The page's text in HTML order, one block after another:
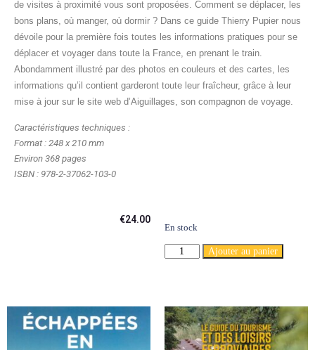
de visites à proximité vous sont proposées. Comment se déplacer, les
bons plans, où manger, où dormir ? Dans ce guide Thierry Pupier nous
dévoile pour la première fois toutes les informations pratiques pour se
déplacer et voyager dans toute la France, en prenant le train.
Abondamment illustré par des photos en couleurs et des cartes, les
informations qu’il contient garderont toute leur fraîcheur, grâce à leur
mise à jour sur le site web d’Aiguillages, son compagnon de voyage.
Caractéristiques techniques :
Format : 248 x 210 mm
Environ 368 pages
ISBN : 978-2-37062-103-0
€24.00
En stock
Ajouter au panier